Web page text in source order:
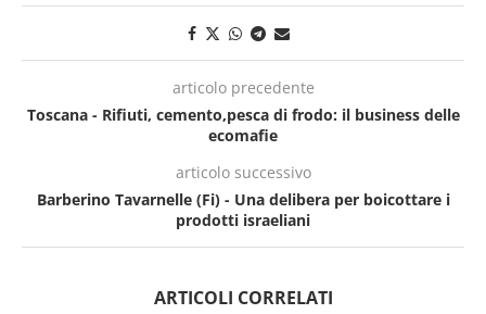
articolo precedente
Toscana - Rifiuti, cemento,pesca di frodo: il business delle
ecomafie
articolo successivo
Barberino Tavarnelle (Fi) - Una delibera per boicottare i
prodotti israeliani
ARTICOLI CORRELATI